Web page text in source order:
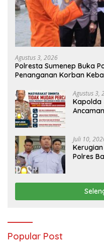
Agustus 3, 2026
Polresta Sumenep Buka
Penanganan Korban
Agustus 3,
Kapolda
Juli 10,
Polres
Popular Post